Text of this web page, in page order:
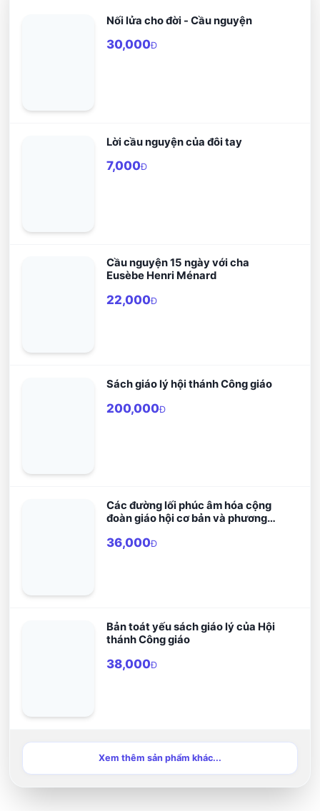
Nối lửa cho đời - Cầu nguyện
30,000Đ
Lời cầu nguyện của đôi tay
7,000Đ
Cầu nguyện 15 ngày với cha
Eusèbe Henri Ménard
22,000Đ
Sách giáo lý hội thánh Công giáo
200,000Đ
Các đường lối phúc âm hóa cộng
đoàn giáo hội cơ bản và phương
36,000Đ
Bản toát yếu sách giáo lý của Hội
thánh Công giáo
38,000Đ
Xem thêm sản phẩm khác...